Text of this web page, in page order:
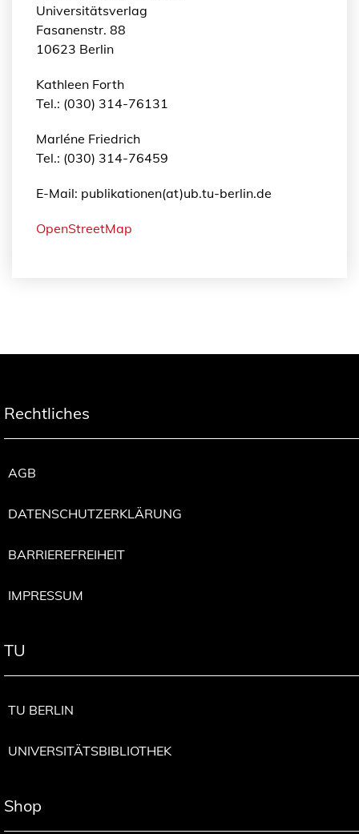
Universitätsverlag
Fasanenstr. 88
10623 Berlin
Kathleen Forth
Tel.: (030) 314-76131
Marléne Friedrich
Tel.: (030) 314-76459
E-Mail: publikationen(at)ub.tu-berlin.de
OpenStreetMap
Rechtliches
AGB
DATENSCHUTZERKLÄRUNG
BARRIEREFREIHEIT
IMPRESSUM
TU
TU BERLIN
UNIVERSITÄTSBIBLIOTHEK
Shop